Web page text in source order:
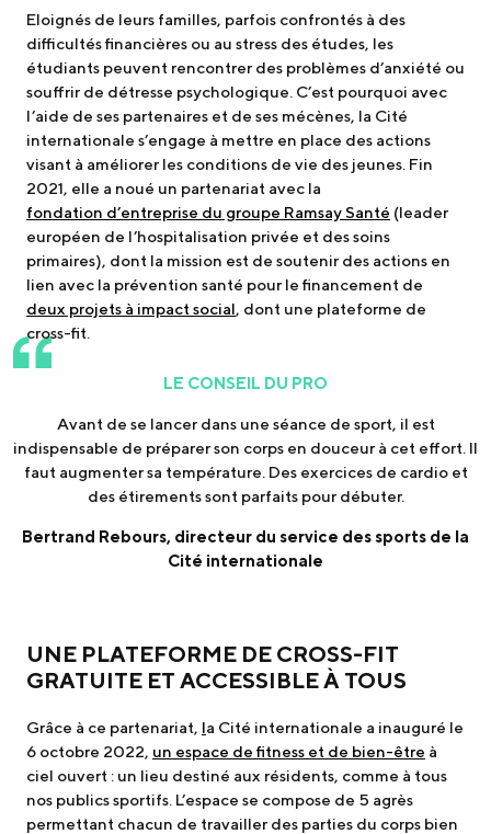
Eloignés de leurs familles, parfois confrontés à des
difficultés financières ou au stress des études, les
étudiants peuvent rencontrer des problèmes d’anxiété ou
souffrir de détresse psychologique. C’est pourquoi avec
l’aide de ses partenaires et de ses mécènes, la Cité
internationale s’engage à mettre en place des actions
visant à améliorer les conditions de vie des jeunes. Fin
2021, elle a noué un partenariat avec la
fondation d’entreprise du groupe Ramsay Santé (leader
européen de l’hospitalisation privée et des soins
primaires), dont la mission est de soutenir des actions en
lien avec la prévention santé pour le financement de
deux projets à impact social, dont une plateforme de
cross-fit.
LE CONSEIL DU PRO
Avant de se lancer dans une séance de sport, il est
indispensable de préparer son corps en douceur à cet effort. Il
faut augmenter sa température. Des exercices de cardio et
des étirements sont parfaits pour débuter.
Bertrand Rebours, directeur du service des sports de la
Cité internationale
UNE PLATEFORME DE CROSS-FIT
GRATUITE ET ACCESSIBLE À TOUS
Grâce à ce partenariat, la Cité internationale a inauguré le
6 octobre 2022, un espace de fitness et de bien-être à
ciel ouvert : un lieu destiné aux résidents, comme à tous
nos publics sportifs. L’espace se compose de 5 agrès
permettant chacun de travailler des parties du corps bien